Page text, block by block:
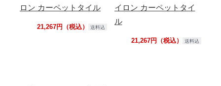
ロン カーペットタイル
21,267円（税込） 送料込
イロン カーペットタイ
ル
21,267円（税込） 送料込